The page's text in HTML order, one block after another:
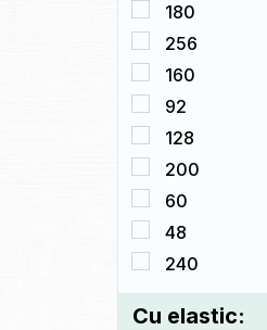
180
256
160
92
128
200
60
48
240
Cu elastic: